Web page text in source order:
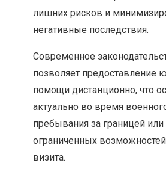
лишних рисков и
негативные последствия.
Современное
позволяет предоставление
помощи дистанционно, что
актуально во время
пребывания за границей или
ограниченных
визита.